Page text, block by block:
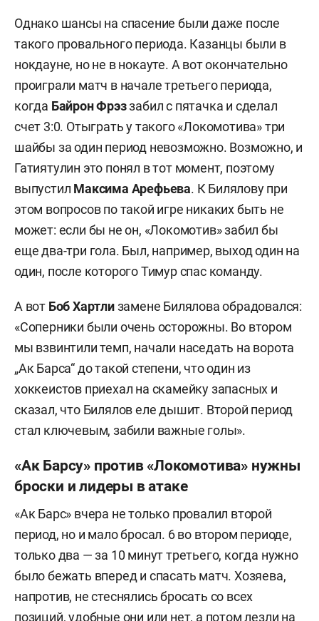
Однако шансы на спасение были даже после
такого провального периода. Казанцы были в
нокдауне, но не в нокауте. А вот окончательно
проиграли матч в начале третьего периода,
когда Байрон Фрэззабил с пятачка и сделал
счет 3:0. Отыграть у такого «Локомотива» три
шайбы за один период невозможно. Возможно, и
Гатиятулин это понял в тот момент, поэтому
выпустил Максима Арефьева. К Билялову при
этом вопросов по такой игре никаких быть не
может: если бы не он, «Локомотив» забил бы
еще два-три гола. Был, например, выход один на
один, после которого Тимур спас команду.
А вот Боб Хартлизамене Билялова обрадовался:
«Соперники были очень осторожны. Во втором
мы взвинтили темп, начали наседать на ворота
„Ак Барса“ до такой степени, что один из
хоккеистов приехал на скамейку запасных и
сказал, что Билялов еле дышит. Второй период
стал ключевым, забили важные голы».
«Ак Барсу» против «Локомотива» нужны
броски и лидеры в атаке
«Ак Барс» вчера не только провалил второй
период, но и мало бросал. 6 во втором периоде,
только два — за 10 минут третьего, когда нужно
было бежать вперед и спасать матч. Хозяева,
напротив, не стеснялись бросать со всех
позиций, удобные они или нет, а потом лезли на